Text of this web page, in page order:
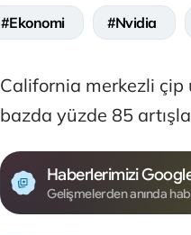
#Ekonomi #Nvidia
California merkezli çip
bazda yüzde 85
Haberlerimizi
Gelişmelerden anında